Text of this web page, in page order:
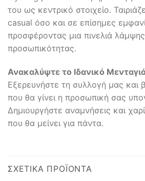
του ως κεντρικό στοιχείο.
casual όσο και σε επίσημες
προσφέροντας μια πινελιά
προσωπικότητας.
Ανακαλύψτε το Ιδανικό
Εξερευνήστε τη συλλογή μας και
που θα γίνει η προσωπική σας
Δημιουργήστε αναμνήσεις και
που θα μείνει για πάντα.
ΣΧΕΤΙΚΆ ΠΡΟΪΌΝΤΑ